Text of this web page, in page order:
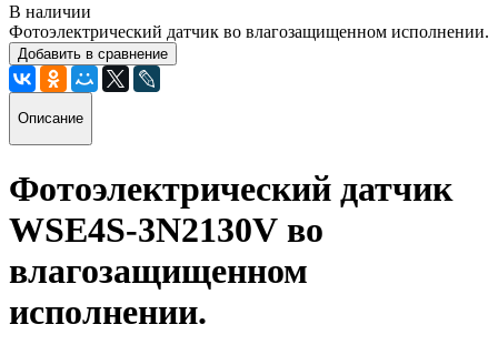
В наличии
Фотоэлектрический датчик во влагозащищенном исполнении.
Добавить в сравнение
Описание
Фотоэлектрический датчик
WSE4S-3N2130V во
влагозащищенном
исполнении.